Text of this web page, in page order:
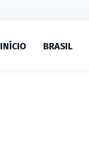
INÍCIO BRASIL